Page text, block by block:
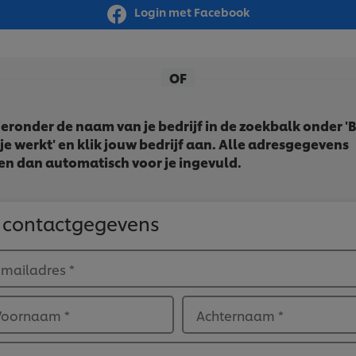
Login met Facebook
OF
de naam van je bedrijf in de zoekbalk onder
werkt' en klik jouw bedrijf aan. Alle adresgegevens
dan automatisch voor je ingevuld.
contactgegevens
*
* Achternaam *